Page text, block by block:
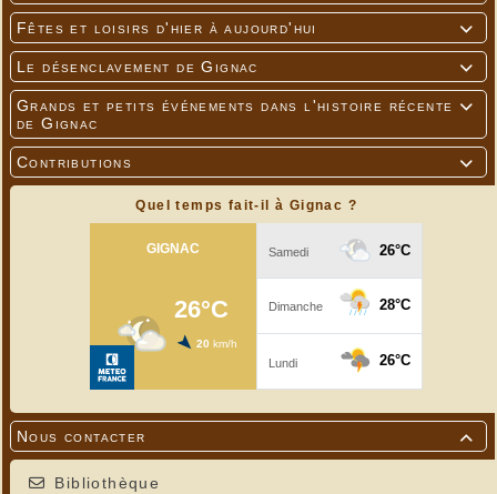

Fêtes et loisirs d'hier à aujourd'hui

Le désenclavement de Gignac

Grands et petits événements dans l'histoire récente
de Gignac

Contributions
Quel temps fait-il à Gignac ?

Nous contacter
Bibliothèque